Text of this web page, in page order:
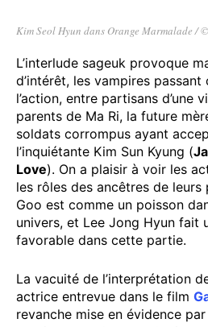
Kim Seol Hyun dans Orange Marmalade /
L’interlude sageuk provoque
d’intérêt, les vampires
l’action, entre partisans d’une
parents de Ma Ri, la future
soldats corrompus ayant
l’inquiétante Kim Sun Kyung (
Love). On a plaisir à voir les
les rôles des ancêtres de leurs
Goo est comme un poisson
univers, et Lee Jong Hyun fait
favorable dans cette partie.
La vacuité de l’interprétation
actrice entrevue dans le film
revanche mise en évidence